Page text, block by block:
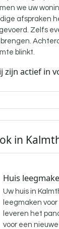
we uw
afspraken
Zelfs
blinkt.
zijn actief in
in
Huis
Uw huis in
leegmaken
leveren het
voor een